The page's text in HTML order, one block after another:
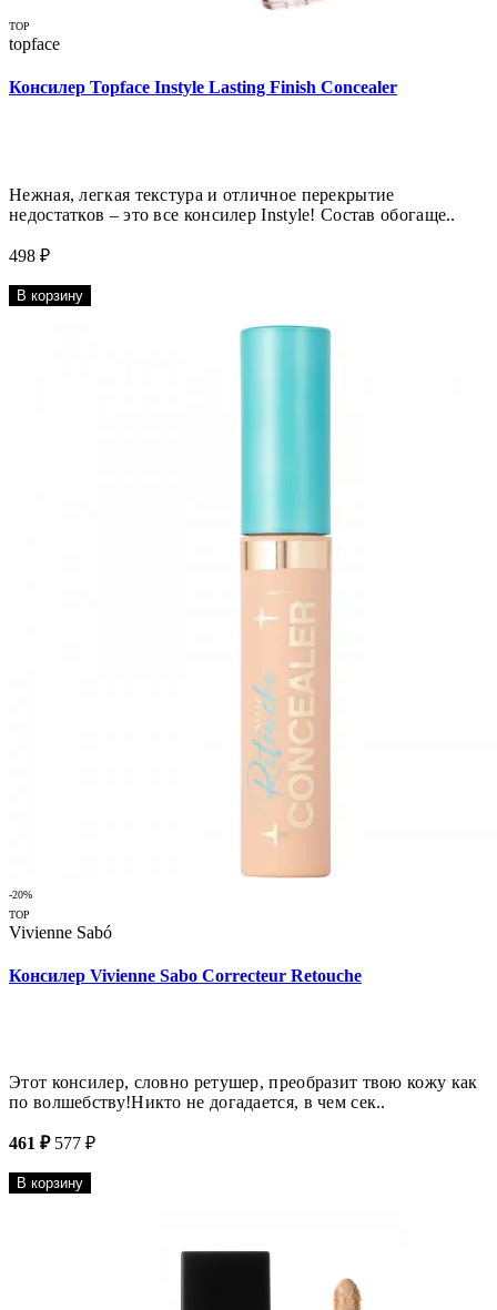
TOP
topface
Консилер Topface Instyle Lasting Finish Concealer
Нежная, легкая текстура и отличное перекрытие
недостатков – это все консилер Instyle! Состав обогаще..
498 ₽
В корзину
-20%
TOP
Vivienne Sabó
Консилер Vivienne Sabo Correcteur Retouche
Этот консилер, словно ретушер, преобразит твою кожу как
по волшебству!Никто не догадается, в чем сек..
461 ₽ 577 ₽
В корзину